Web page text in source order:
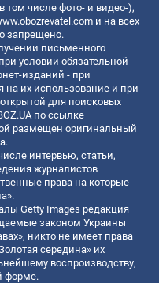
том числе фото- и видео-),
и на всех
запрещено.
письменного
условии обязательной
изданий - при
их использование и при
для поисковых
по ссылке
размещен оригинальный
интервью, статьи,
журналистов
права на которые
Getty Images редакция
законом Украины
никто не имеет права
середина» их
воспроизводству,
форме.